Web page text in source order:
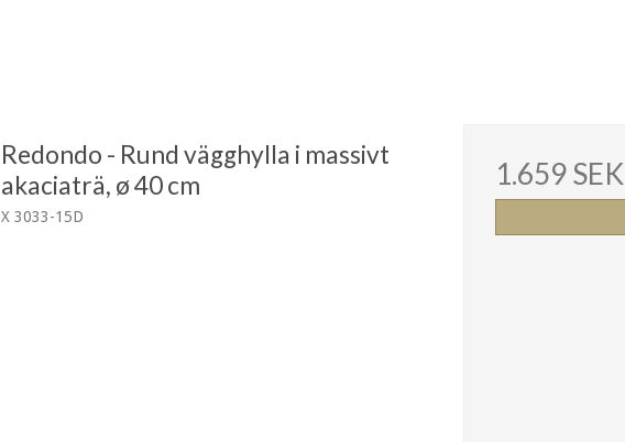
Redondo - Rund vägghylla i massivt
akaciaträ, ø 40 cm
X 3033-15D
1.659 SEK